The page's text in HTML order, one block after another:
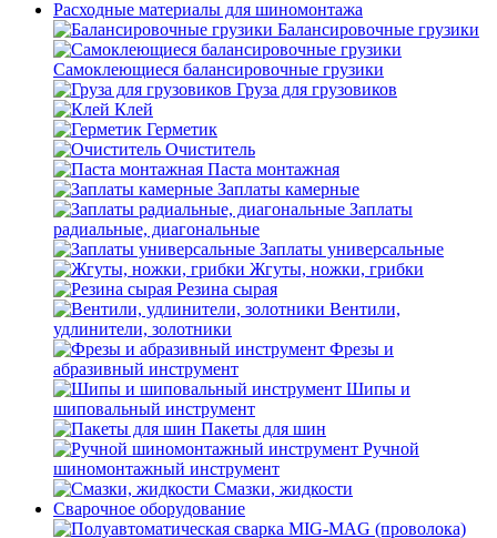
Расходные материалы для шиномонтажа
Балансировочные грузики
Самоклеющиеся балансировочные грузики
Груза для грузовиков
Клей
Герметик
Очиститель
Паста монтажная
Заплаты камерные
Заплаты
радиальные, диагональные
Заплаты универсальные
Жгуты, ножки, грибки
Резина сырая
Вентили,
удлинители, золотники
Фрезы и
абразивный инструмент
Шипы и
шиповальный инструмент
Пакеты для шин
Ручной
шиномонтажный инструмент
Смазки, жидкости
Сварочное оборудование